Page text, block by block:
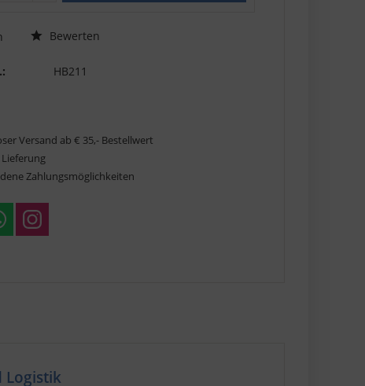
Bewerten
HB211
Versand ab € 35,- Bestellwert
Lieferung
Zahlungsmöglichkeiten
Logistik